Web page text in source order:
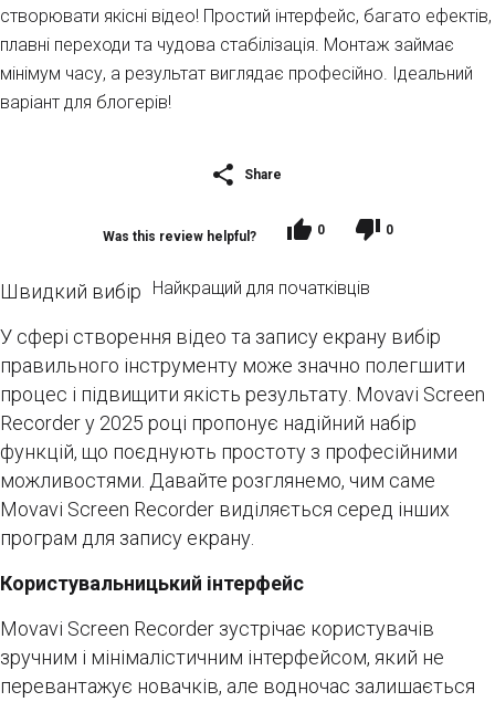
створювати якісні відео! Простий інтерфейс, багато ефектів,
плавні переходи та чудова стабілізація. Монтаж займає
мінімум часу, а результат виглядає професійно. Ідеальний
варіант для блогерів!
Share
Was this review helpful? 0 0
Швидкий вибір Найкращий для початківців
У сфері створення відео та запису екрану вибір
правильного інструменту може значно полегшити
процес і підвищити якість результату. Movavi Screen
Recorder у 2025 році пропонує надійний набір
функцій, що поєднують простоту з професійними
можливостями. Давайте розглянемо, чим саме
Movavi Screen Recorder виділяється серед інших
програм для запису екрану.
Користувальницький інтерфейс
Movavi Screen Recorder зустрічає користувачів
зручним і мінімалістичним інтерфейсом, який не
перевантажує новачків, але водночас залишається